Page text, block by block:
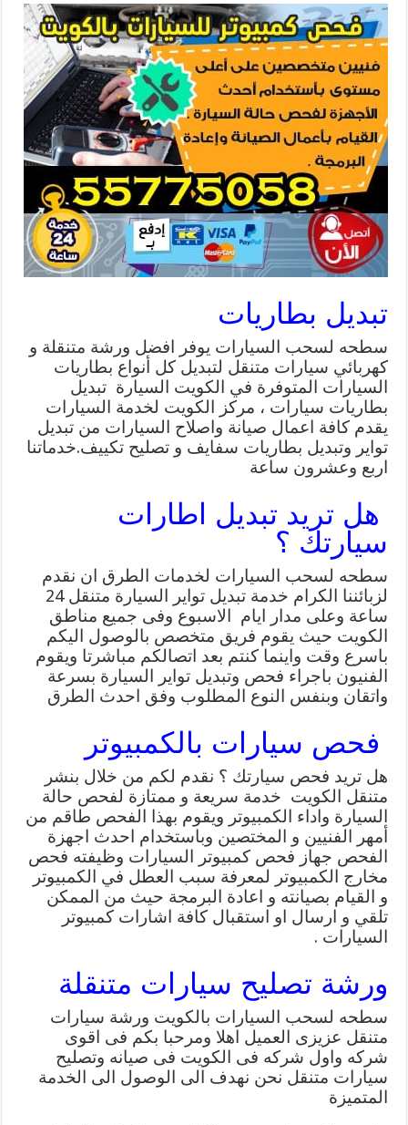
تبديل بطاريات
سطحه لسحب السيارات يوفر افضل ورشة متنقلة و
كهربائي سيارات متنقل لتبديل كل أنواع بطاريات
السيارات المتوفرة في الكويت السيارة تبديل
بطاريات سيارات ، مركز الكويت لخدمة السيارات
يقدم كافة اعمال صيانة واصلاح السيارات من تبديل
تواير وتبديل بطاريات سفايف و تصليح تكييف.خدماتنا
اربع وعشرون ساعة
هل تريد تبديل اطارات
سيارتك ؟
سطحه لسحب السيارات لخدمات الطرق ان نقدم
لزبائننا الكرام خدمة تبديل تواير السيارة متنقل 24
ساعة وعلى مدار ايام الاسبوع وفى جميع مناطق
الكويت حيث يقوم فريق متخصص بالوصول اليكم
باسرع وقت واينما كنتم بعد اتصالكم مباشرتا ويقوم
الفنيون باجراء فحص وتبديل تواير السيارة بسرعة
واتقان وبنفس النوع المطلوب وفق احدث الطرق
فحص سيارات بالكمبيوتر
هل تريد فحص سيارتك ؟ نقدم لكم من خلال بنشر
متنقل الكويت خدمة سريعة و ممتازة لفحص حالة
السيارة واداء الكمبيوتر ويقوم بهذا الفحص طاقم من
أمهر الفنيين و المختصين وباستخدام احدث اجهزة
الفحص جهاز فحص كمبيوتر السيارات وظيفته فحص
مخارج الكمبيوتر لمعرفة سبب العطل في الكمبيوتر
و القيام بصيانته و اعادة البرمجة حيث من الممكن
تلقي و ارسال او استقبال كافة اشارات كمبيوتر
السيارات .
ورشة تصليح سيارات متنقلة
سطحه لسحب السيارات بالكويت ورشة سيارات
متنقل عزيزى العميل اهلا ومرحبا بكم فى اقوى
شركه واول شركه فى الكويت فى صيانه وتصليح
سيارات متنقل نحن نهدف الى الوصول الى الخدمة
المتميزة